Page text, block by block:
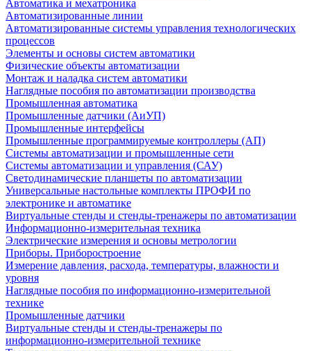
Автоматика и мехатроника
Автоматизированные линии
Автоматизированные системы управления технологических
процессов
Элементы и основы систем автоматики
Физические объекты автоматизации
Монтаж и наладка систем автоматики
Наглядные пособия по автоматизации производства
Промышленная автоматика
Промышленные датчики (АиУП)
Промышленные интерфейсы
Промышленные программируемые контроллеры (АП)
Системы автоматизации и промышленные сети
Системы автоматизации и управления (САУ)
Светодинамические планшеты по автоматизации
Универсальные настольные комплекты ПРОФИ по
электронике и автоматике
Виртуальные стенды и стенды-тренажеры по автоматизации
Информационно-измерительная техника
Электрические измерения и основы метрологии
Приборы. Приборостроение
Измерение давления, расхода, температуры, влажности и
уровня
Наглядные пособия по информационно-измерительной
технике
Промышленные датчики
Виртуальные стенды и стенды-тренажеры по
информационно-измерительной технике